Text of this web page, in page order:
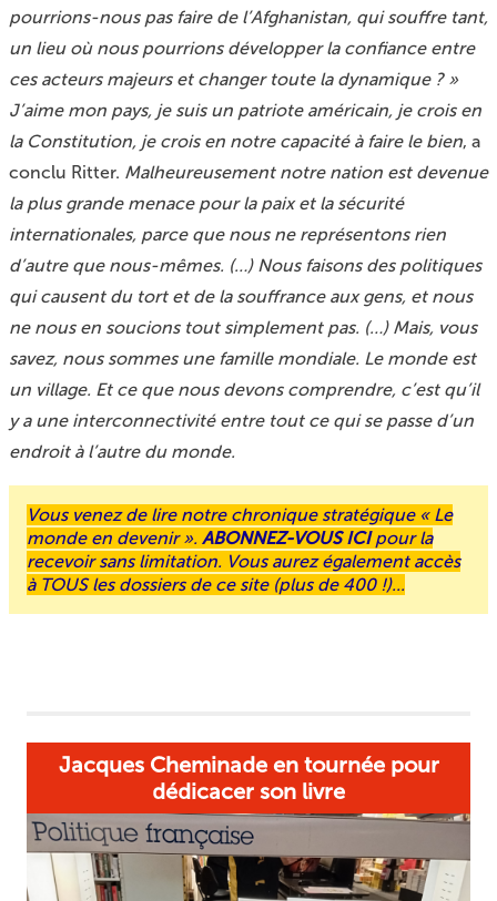
pourrions-nous pas faire de l’Afghanistan, qui souffre tant,
un lieu où nous pourrions développer la confiance entre
ces acteurs majeurs et changer toute la dynamique ? »
J’aime mon pays, je suis un patriote américain, je crois en
la Constitution, je crois en notre capacité à faire le bien, a
conclu Ritter. Malheureusement notre nation est devenue
la plus grande menace pour la paix et la sécurité
internationales, parce que nous ne représentons rien
d’autre que nous-mêmes. (…) Nous faisons des politiques
qui causent du tort et de la souffrance aux gens, et nous
ne nous en soucions tout simplement pas. (…) Mais, vous
savez, nous sommes une famille mondiale. Le monde est
un village. Et ce que nous devons comprendre, c’est qu’il
y a une interconnectivité entre tout ce qui se passe d’un
endroit à l’autre du monde.
Vous venez de lire notre chronique stratégique « Le
monde en devenir ». ABONNEZ-VOUS ICIpour la
recevoir sans limitation. Vous aurez également accès
à TOUS les dossiersde ce site (plus de 400 !)...
Jacques Cheminade en tournée pour
dédicacer son livre